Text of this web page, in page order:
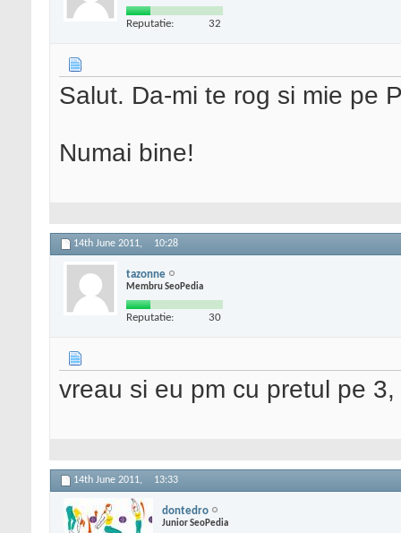
Reputatie: 32
Salut. Da-mi te rog si mie pe
Numai bine!
14th June 2011, 10:28
tazonne
Membru SeoPedia
Reputatie: 30
vreau si eu pm cu pretul pe
14th June 2011, 13:33
dontedro
Junior SeoPedia